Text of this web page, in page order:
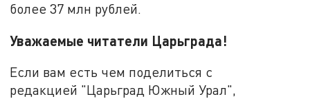
более 37 млн рублей.
Уважаемые читатели Царьграда!
Если вам есть чем поделиться с
редакцией "Царьград Южный Урал",